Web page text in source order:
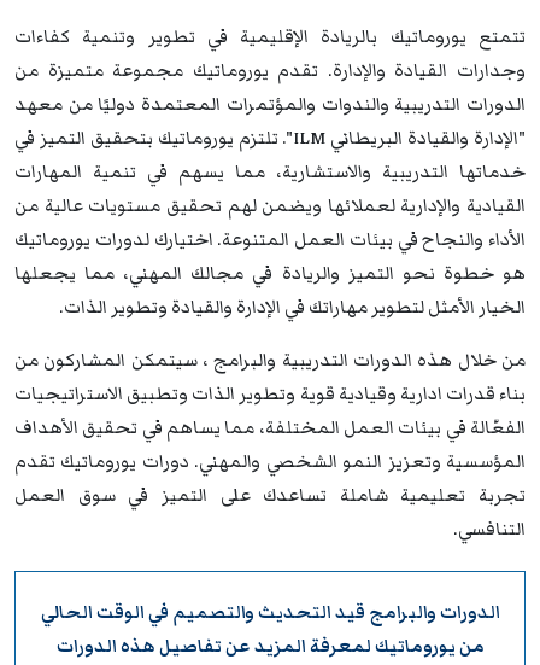
تتمتع يوروماتيك بالريادة الإقليمية في تطوير وتنمية كفاءات
وجدارات القيادة والإدارة. تقدم يوروماتيك مجموعة متميزة من
الدورات التدريبية والندوات والمؤتمرات المعتمدة دوليًا من معهد
"الإدارة والقيادة البريطاني ILM". تلتزم يوروماتيك بتحقيق التميز في
خدماتها التدريبية والاستشارية، مما يسهم في تنمية المهارات
القيادية والإدارية لعملائها ويضمن لهم تحقيق مستويات عالية من
الأداء والنجاح في بيئات العمل المتنوعة. اختيارك لدورات يوروماتيك
هو خطوة نحو التميز والريادة في مجالك المهني، مما يجعلها
الخيار الأمثل لتطوير مهاراتك في الإدارة والقيادة وتطوير الذات.
من خلال هذه الدورات التدريبية والبرامج ، سيتمكن المشاركون من
بناء قدرات ادارية وقيادية قوية وتطوير الذات وتطبيق الاستراتيجيات
الفعّالة في بيئات العمل المختلفة، مما يساهم في تحقيق الأهداف
المؤسسية وتعزيز النمو الشخصي والمهني. دورات يوروماتيك تقدم
تجربة تعليمية شاملة تساعدك على التميز في سوق العمل
التنافسي.
الدورات والبرامج قيد التحديث والتصميم في الوقت الحالي
منيوروماتيكلمعرفة المزيد عن تفاصيل هذه الدورات